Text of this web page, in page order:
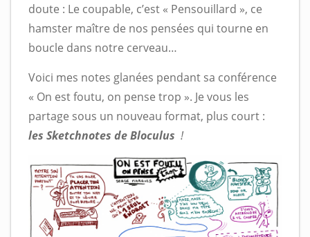
doute : Le coupable, c’est « Pensouillard », ce
hamster maître de nos pensées qui tourne en
boucle dans notre cerveau…
Voici mes notes glanées pendant sa conférence
« On est foutu, on pense trop ». Je vous les
partage sous un nouveau format, plus court :
les Sketchnotes de Bloculus !